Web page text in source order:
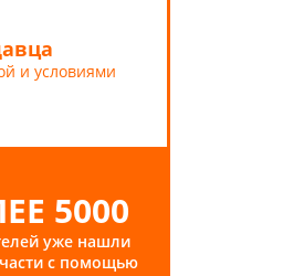
и условиями
5000
уже нашли
с помощью